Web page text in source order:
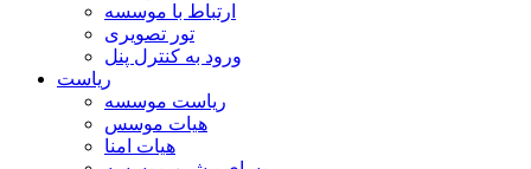
ارتباط با موسسه
تور تصویری
ورود به کنترل پنل
ریاست
ریاست موسسه
هیات موسس
هیات امنا